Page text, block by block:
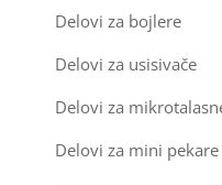
Stakla i okviri vrata
Delovi za bojlere
Delovi za usisivače
Delovi za
Delovi za mini pekare